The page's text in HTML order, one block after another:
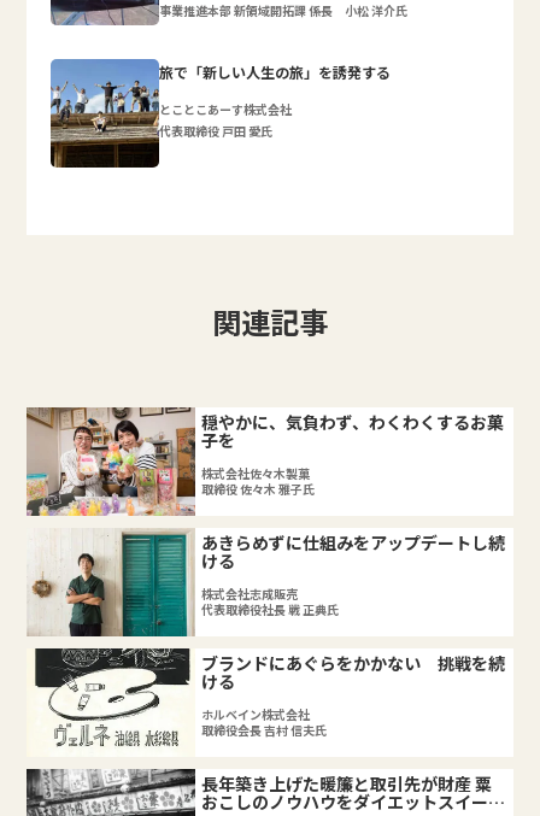
事業推進本部 新領域開拓課 係長 小松 洋介氏
旅で「新しい人生の旅」を誘発する
とことこあーす株式会社
代表取締役 戸田 愛氏
関連記事
穏やかに、気負わず、わくわくするお菓
子を
株式会社佐々木製菓
取締役 佐々木 雅子氏
あきらめずに仕組みをアップデートし続
ける
株式会社志成販売
代表取締役社長 戦 正典氏
ブランドにあぐらをかかない 挑戦を続
ける
ホルベイン株式会社
取締役会長 吉村 信夫氏
長年築き上げた暖簾と取引先が財産 粟
おこしのノウハウをダイエットスイーツ